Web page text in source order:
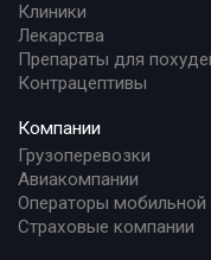
Клиники
Лекарства
Препараты для
Контрацептивы
Компании
Грузоперевозки
Авиакомпании
Операторы мобильной
Страховые компании